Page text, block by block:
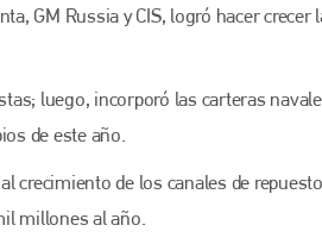
GM Russia y CIS, logró hacer crecer
luego, incorporó las carteras
de este año.
crecimiento de los canales de
millones al año.
magazine